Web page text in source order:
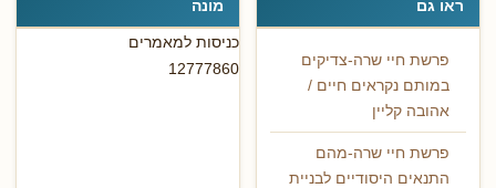
ראו גם
פרשת חיי שרה-צדיקים
במותם נקראים חיים /
אהובה קליין
פרשת חיי שרה-מהם
התנאים היסודיים לבניית
מונה
כניסות למאמרים
12777860